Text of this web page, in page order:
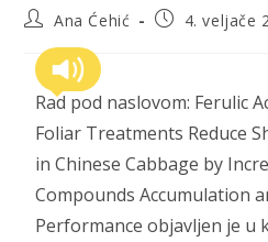
Ana Ćehić 4. veljače
Rad pod naslovom: Ferulic
Foliar Treatments Reduce
in Chinese Cabbage by
Compounds Accumulation
Performance objavljen je u